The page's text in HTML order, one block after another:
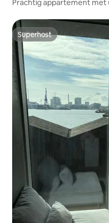
Prachtig appartement met
Superhost
Superhost